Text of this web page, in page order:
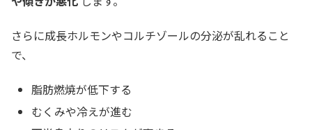
さらに成長ホルモンやコルチゾールの分泌が乱れること
で、
脂肪燃焼が低下する
むくみや冷えが進む